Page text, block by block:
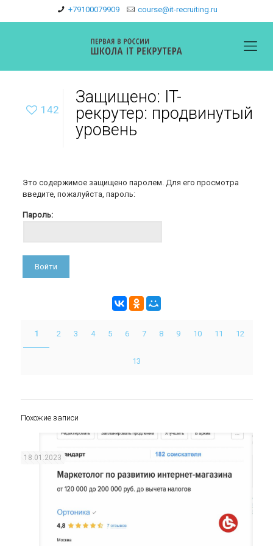
+79100079909 course@it-recruiting.ru
142
Защищено: IT-
рекрутер: продвинутый
уровень
Это содержимое защищено паролем. Для его просмотра
введите, пожалуйста, пароль:
Пароль:
1 2 3 4 5 6 7 8 9 10 11 12
13
Похожие записи
18.01.2023